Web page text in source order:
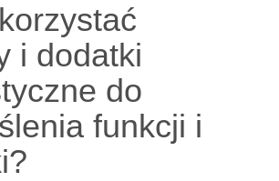
i dodatki
do
funkcji i